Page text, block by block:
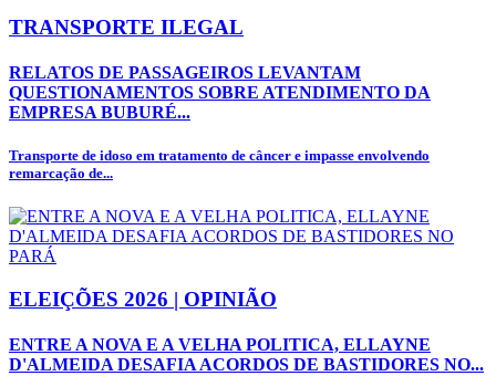
TRANSPORTE ILEGAL
RELATOS DE PASSAGEIROS LEVANTAM
QUESTIONAMENTOS SOBRE ATENDIMENTO DA
EMPRESA BUBURÉ...
Transporte de idoso em tratamento de câncer e impasse envolvendo
remarcação de...
ELEIÇÕES 2026 | OPINIÃO
ENTRE A NOVA E A VELHA POLITICA, ELLAYNE
D'ALMEIDA DESAFIA ACORDOS DE BASTIDORES NO...